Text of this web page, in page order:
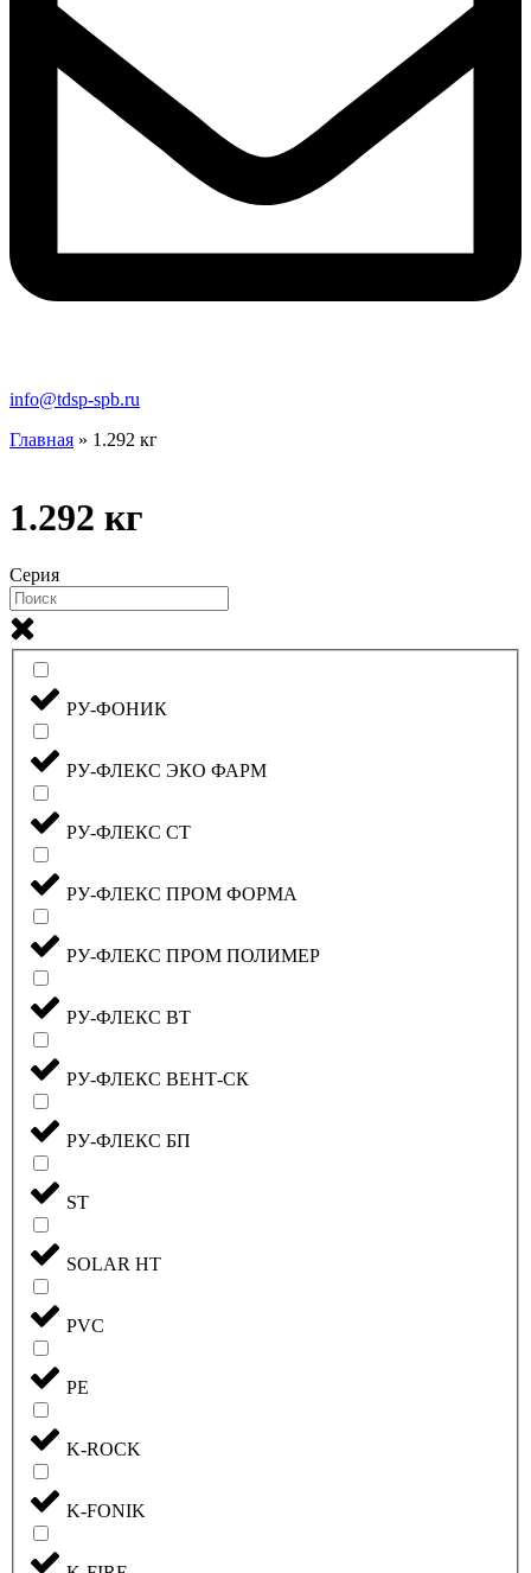
info@tdsp-spb.ru
Главная » 1.292 кг
1.292 кг
Серия
РУ-ФОНИК
РУ-ФЛЕКС ЭКО ФАРМ
РУ-ФЛЕКС СТ
РУ-ФЛЕКС ПРОМ ФОРМА
РУ-ФЛЕКС ПРОМ ПОЛИМЕР
РУ-ФЛЕКС ВТ
РУ-ФЛЕКС ВЕНТ-СК
РУ-ФЛЕКС БП
ST
SOLAR HT
PVC
PE
K-ROCK
K-FONIK